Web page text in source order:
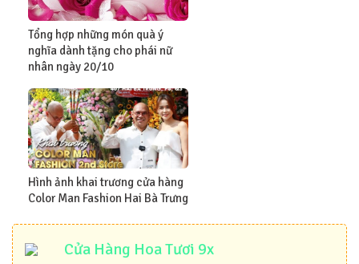
Tổng hợp những món quà ý
nghĩa dành tặng cho phái nữ
nhân ngày 20/10
Hình ảnh khai trương cửa hàng
Color Man Fashion Hai Bà Trưng
Cửa Hàng Hoa Tươi 9x